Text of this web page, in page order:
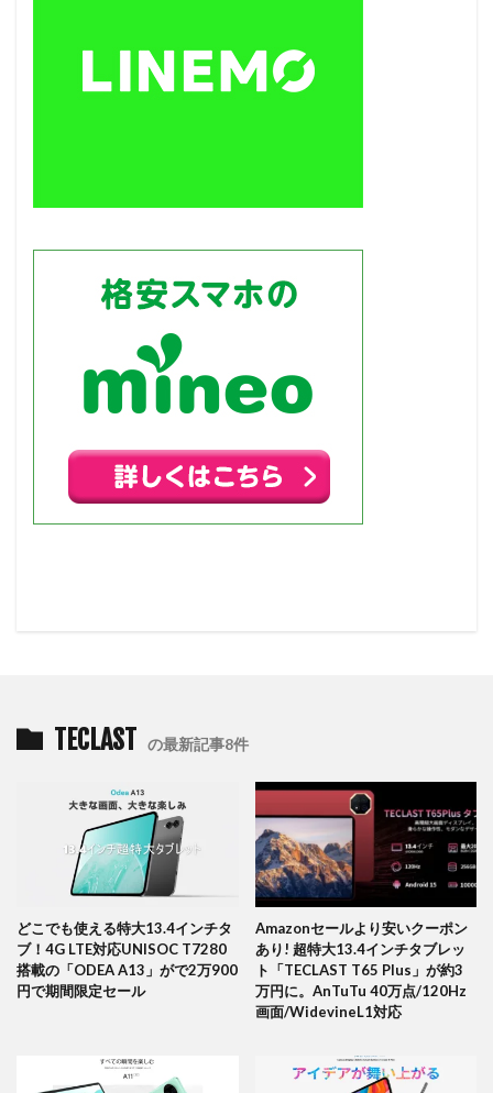
TECLAST の最新記事8件
どこでも使える特大13.4インチタ
ブ！4G LTE対応UNISOC T7280
搭載の「ODEA A13」がで2万900
円で期間限定セール
Amazonセールより安いクーポン
あり! 超特大13.4インチタブレッ
ト「TECLAST T65 Plus」が約3
万円に。AnTuTu 40万点/120Hz
画面/WidevineL1対応